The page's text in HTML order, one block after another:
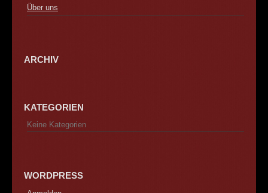
Über uns
ARCHIV
KATEGORIEN
Keine Kategorien
WORDPRESS